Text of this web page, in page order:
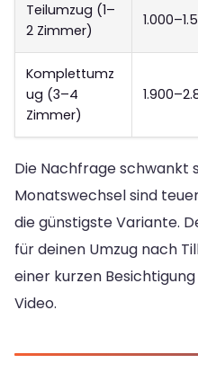
Teilumzug (1–
2 Zimmer)
Komplettumz
ug (3–4
Zimmer)
Die Nachfrage schwankt
Monatswechsel sind
die günstigste Variante.
für deinen Umzug nach
einer kurzen
Video.